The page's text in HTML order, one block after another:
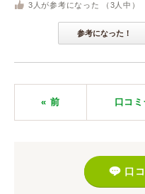
3 人が参考になった （ 3 人中）
参考になった！
« 前 口コミ
口